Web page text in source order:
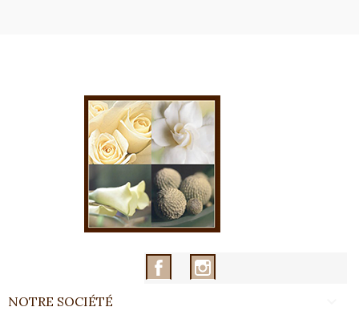
FacebookInstagram
NOTRE SOCIÉTÉ